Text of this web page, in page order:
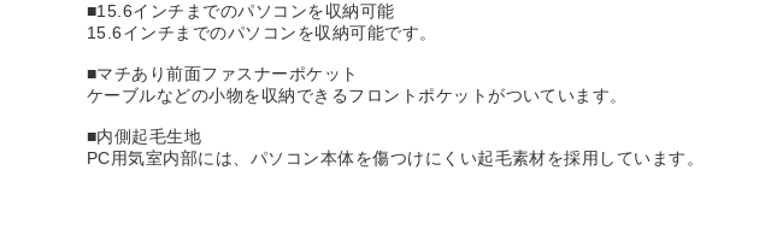
■15.6インチまでのパソコンを収納可能
15.6インチまでのパソコンを収納可能です。
■マチあり前面ファスナーポケット
ケーブルなどの小物を収納できるフロントポケットがついています。
■内側起毛生地
PC用気室内部には、パソコン本体を傷つけにくい起毛素材を採用しています。